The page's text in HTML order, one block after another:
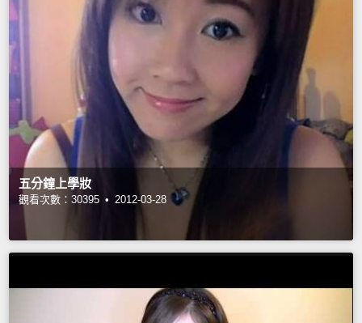
五分鐘上學妝
觀看次數：30395 • 2012-03-28